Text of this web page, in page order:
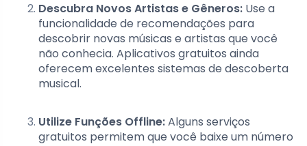
Descubra Novos Artistas e Gêneros: Use a
funcionalidade de recomendações para
descobrir novas músicas e artistas que você
não conhecia. Aplicativos gratuitos ainda
oferecem excelentes sistemas de descoberta
musical.
Utilize Funções Offline:Alguns serviços
gratuitos permitem que você baixe um número